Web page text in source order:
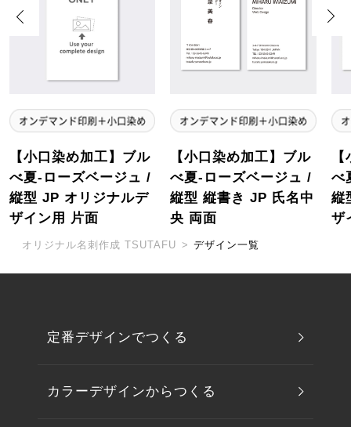
【小口染め加工】ブル
べ夏-ローズベージュ /
縦型 JP オリジナルデ
ザイン用 片面
【小口染め加工】ブル
べ夏-ローズベージュ /
縦型 縦書き JP 氏名中
央 両面
べ
縦
ザ
Previous
オリジナル名刺作成 TSUTAFU > デザイン一覧
定番デザインでつくる
カラーデザインからつくる